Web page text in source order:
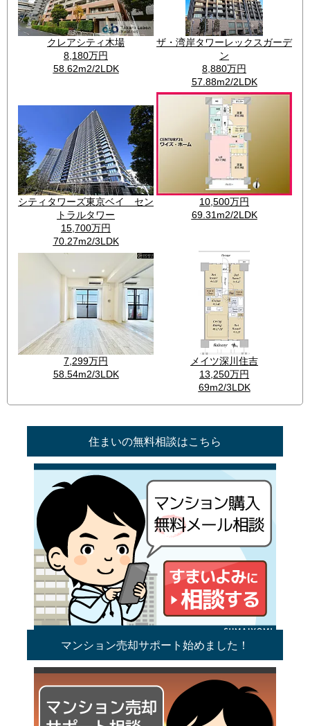
住まいの無料相談はこちら
マンション売却サポート始めました！